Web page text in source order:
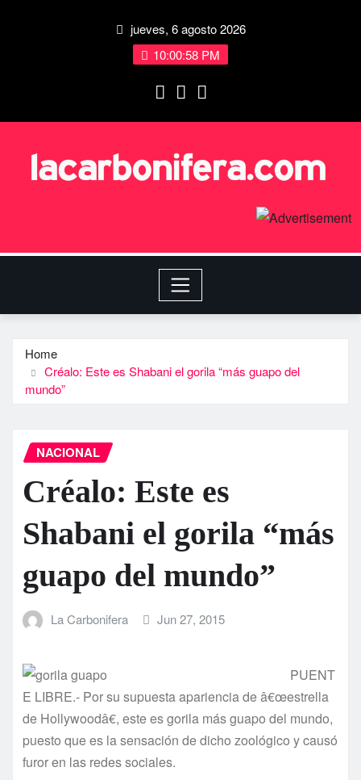
jueves, 6 agosto 2026
10:00:58 PM
Home
Créalo: Este es Shabani el gorila “más guapo del
mundo”
NACIONAL
Créalo: Este es
Shabani el gorila “más
guapo del mundo”
La Carbonifera Jun 27, 2015
PUENT
E LIBRE.- Por su supuesta apariencia de â€œestrella
de Hollywoodâ€, este es gorila más guapo del mundo,
puesto que es la sensación de dicho zoológico y causó
furor en las redes sociales.